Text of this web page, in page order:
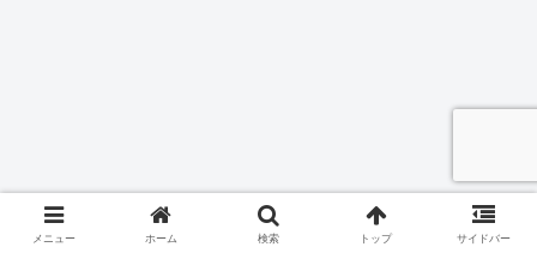
メニュー ホーム 検索 トップ サイドバー